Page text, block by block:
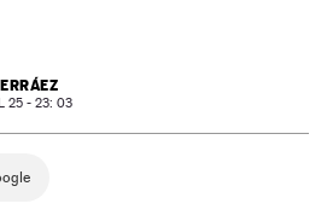
25 - 23: 03